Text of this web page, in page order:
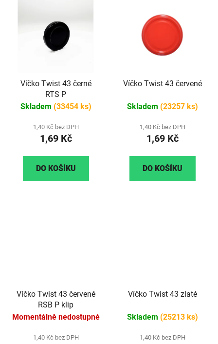
Víčko Twist 43 černé
RTS P
Skladem (33454 ks)
1,40 Kč bez DPH
1,69 Kč
DO KOŠÍKU
Víčko Twist 43 červené
Skladem (23257 ks)
1,40 Kč bez DPH
1,69 Kč
DO KOŠÍKU
Víčko Twist 43 červené
RSB P klip
Momentálně nedostupné
1,40 Kč bez DPH
Víčko Twist 43 zlaté
Skladem (25213 ks)
1,40 Kč bez DPH